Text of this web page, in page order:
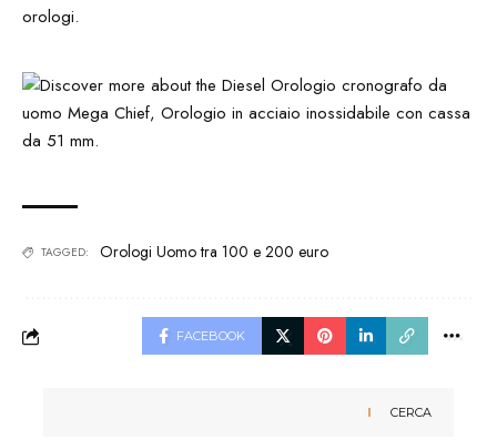
orologi.
TAGGED: Orologi Uomo tra 100 e 200 euro
FACEBOOK
CERCA